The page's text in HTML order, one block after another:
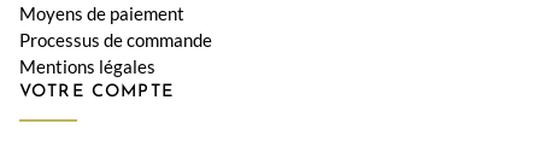
Moyens de paiement
Processus de commande
Mentions légales
VOTRE COMPTE